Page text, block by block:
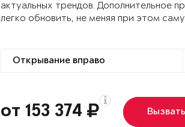
актуальных трендов. Дополнительное
легко обновить, не меняя при этом
от 153 374